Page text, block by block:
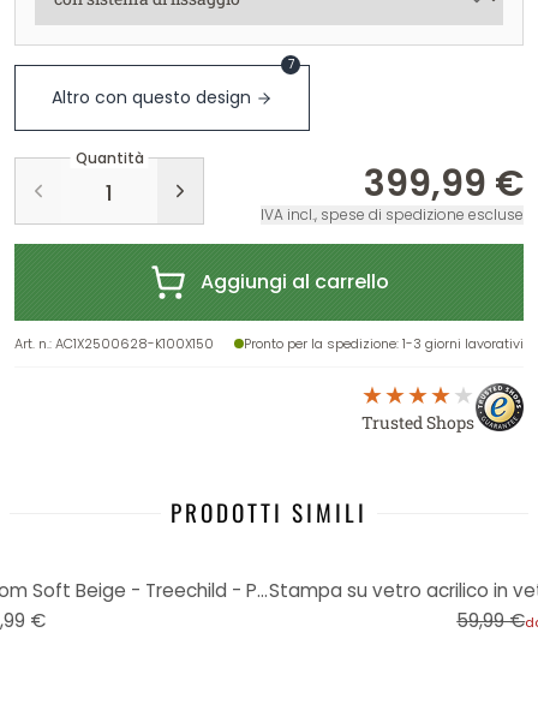
Altro con questo design
7
Quantità
399,99 €
IVA incl., spese di spedizione escluse
Aggiungi al carrello
Art. n.:AC1X2500628-K100X150 Pronto per la spedizione: 1-3 giorni lavorativi
Trusted Shops
PRODOTTI SIMILI
Stampa su acrilico Boho Blossom Soft Beige - Treechild - Panorama
€
59,99 €